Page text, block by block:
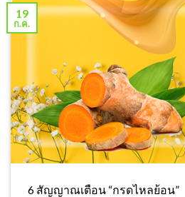
19
ก.ค.
6 สัญญาณเตือน “กรดไหลย้อน